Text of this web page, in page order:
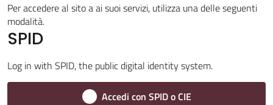
Amministrazione
Trasparente
Per accedere al sito a ai suoi servizi, utilizza una delle seguenti
modalità.
SPID
Log in with SPID, the public digital identity system.
Accedi con SPID o CIE